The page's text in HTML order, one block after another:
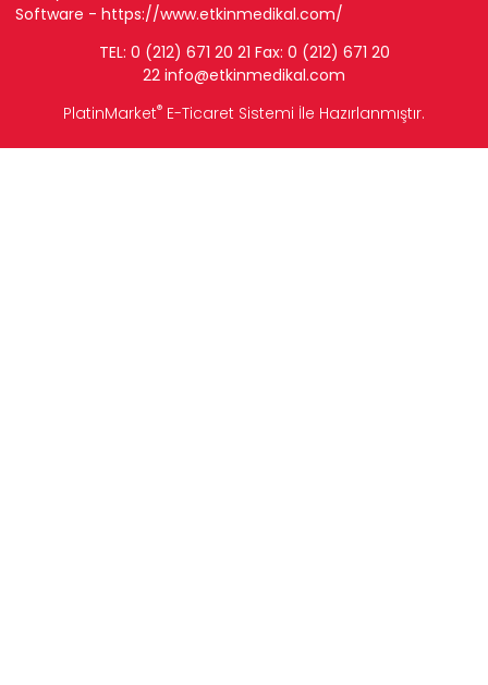
Software - https://www.etkinmedikal.com/
TEL: 0 (212) 671 20 21 Fax: 0 (212) 671 20
22 info@etkinmedikal.com
PlatinMarket® E-Ticaret Sistemi İle Hazırlanmıştır.